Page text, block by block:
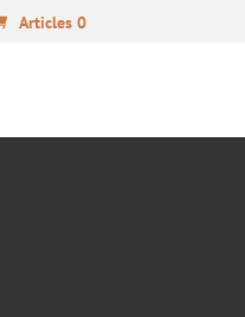
Articles 0